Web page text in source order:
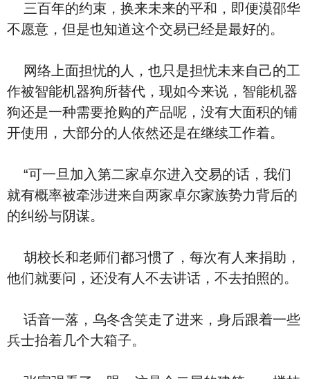
三百年的约束，换来未来的平和，即便漠邵华
不愿意，但是也知道这个交易已经是最好的。
网络上面担忧的人，也只是担忧未来自己的工
作被智能机器狗所替代，现如今来说，智能机器
狗还是一种需要抢购的产品呢，没有大面积的铺
开使用，大部分的人依然还是在继续工作着。
“可一旦加入第二家卓尔进入交易的话，我们
就有概率被牵涉进来自两家卓尔家族势力背后的
的纠纷与阴谋。
胡校长和老师们都习惯了，每次有人来捐助，
他们就要问，还没有人不去讲话，不去拍照的。
话音一落，乌冬含笑走了进来，身后跟着一些
兵士抬着几个大箱子。